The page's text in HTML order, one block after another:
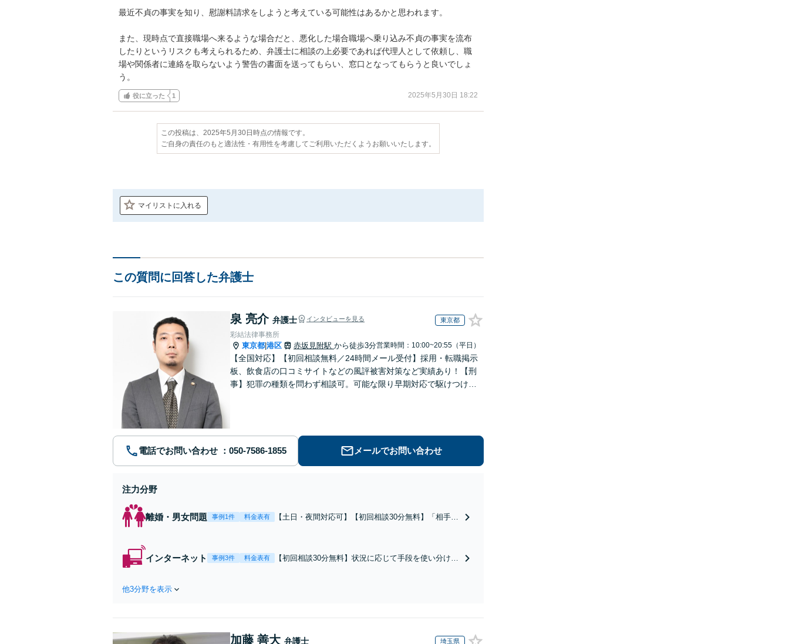
最近不貞の事実を知り、慰謝料請求をしようと考えている可能性はあるかと思われます。
また、現時点で直接職場へ来るような場合だと、悪化した場合職場へ乗り込み不貞の事実を流布
したりというリスクも考えられるため、弁護士に相談の上必要であれば代理人として依頼し、職
場や関係者に連絡を取らないよう警告の書面を送ってもらい、窓口となってもらうと良いでしょ
う。
役に立った 1 2025年5月30日 18:22
この投稿は、2025年5月30日時点の情報です。
ご自身の責任のもと適法性・有用性を考慮してご利用いただくようお願いいたします。
マイリストに入れる
この質問に回答した弁護士
泉 亮介 弁護士 インタビューを見る 東京都
彩結法律事務所
東京都 港区 赤坂見附駅 から徒歩3分営業時間：10:00~20:55（平日）
【全国対応】【初回相談無料／24時間メール受付】採用・転職掲示
板、飲食店の口コミサイトなどの風評被害対策など実績あり！【刑
事】犯罪の種類を問わず相談可。可能な限り早期対応で駆けつけサ
電話でお問い合わせ メールでお問い合わせ
注力分野
離婚・男女問題 事例1件 料金表有
【土日・夜間対応可】【初回相談30分無料】「相手方
金額アップ／減額交渉も対応可」【完全個室対応】
インターネット 事例3件 料金表有
【初回相談30分無料】状況に応じて手段を使い分け、
他3分野を表示
加藤 善大 弁護士 埼玉県